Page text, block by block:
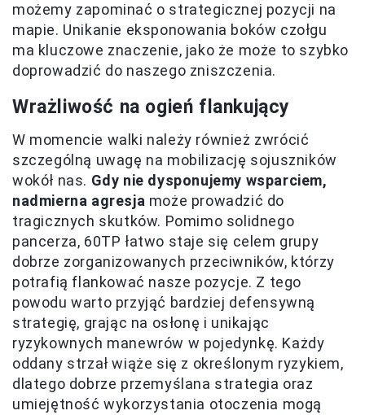
możemy zapominać o strategicznej pozycji na
mapie. Unikanie eksponowania boków czołgu
ma kluczowe znaczenie, jako że może to szybko
doprowadzić do naszego zniszczenia.
Wrażliwość na ogień flankujący
W momencie walki należy również zwrócić
szczególną uwagę na mobilizację sojuszników
wokół nas. Gdy nie dysponujemy wsparciem,
nadmierna agresja może prowadzić do
tragicznych skutków. Pomimo solidnego
pancerza, 60TP łatwo staje się celem grupy
dobrze zorganizowanych przeciwników, którzy
potrafią flankować nasze pozycje. Z tego
powodu warto przyjąć bardziej defensywną
strategię, grając na osłonę i unikając
ryzykownych manewrów w pojedynkę. Każdy
oddany strzał wiąże się z określonym ryzykiem,
dlatego dobrze przemyślana strategia oraz
umiejętność wykorzystania otoczenia mogą